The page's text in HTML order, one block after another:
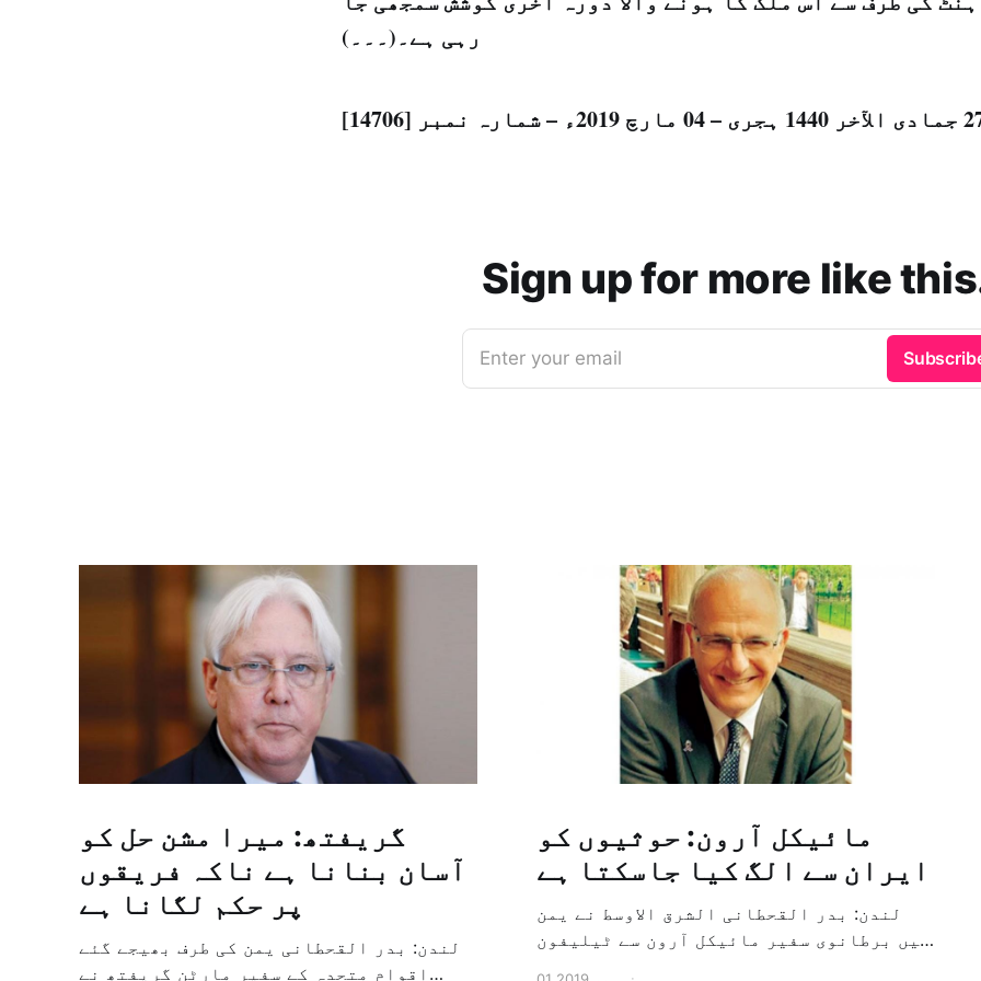
رہی ہے۔(۔۔۔)
Sign up for more like
Enter your email
گریفتھ: میرا مشن حل کو
آسان بنانا ہے ناکہ فریقوں
پر حکم لگانا ہے
لندن: بدر القحطانی یمن کی طرف بھیجے گئے
اقوام متحدہ کے سفیر مارٹن گریفتھ نے
مائیکل آرون: حوثیوں کو
ایران سے الگ کیا جاسکتا ہے
لندن: بدر القحطانی الشرق الاوسط نے یمن
میں برطانوی سفیر مائیکل آرون سے ٹیلیفون